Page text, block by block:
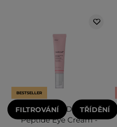
BESTSELLER
Medicube - PDRN Pink
Peptide Eye Cream -
FILTROVÁNÍ TŘÍDĚNÍ